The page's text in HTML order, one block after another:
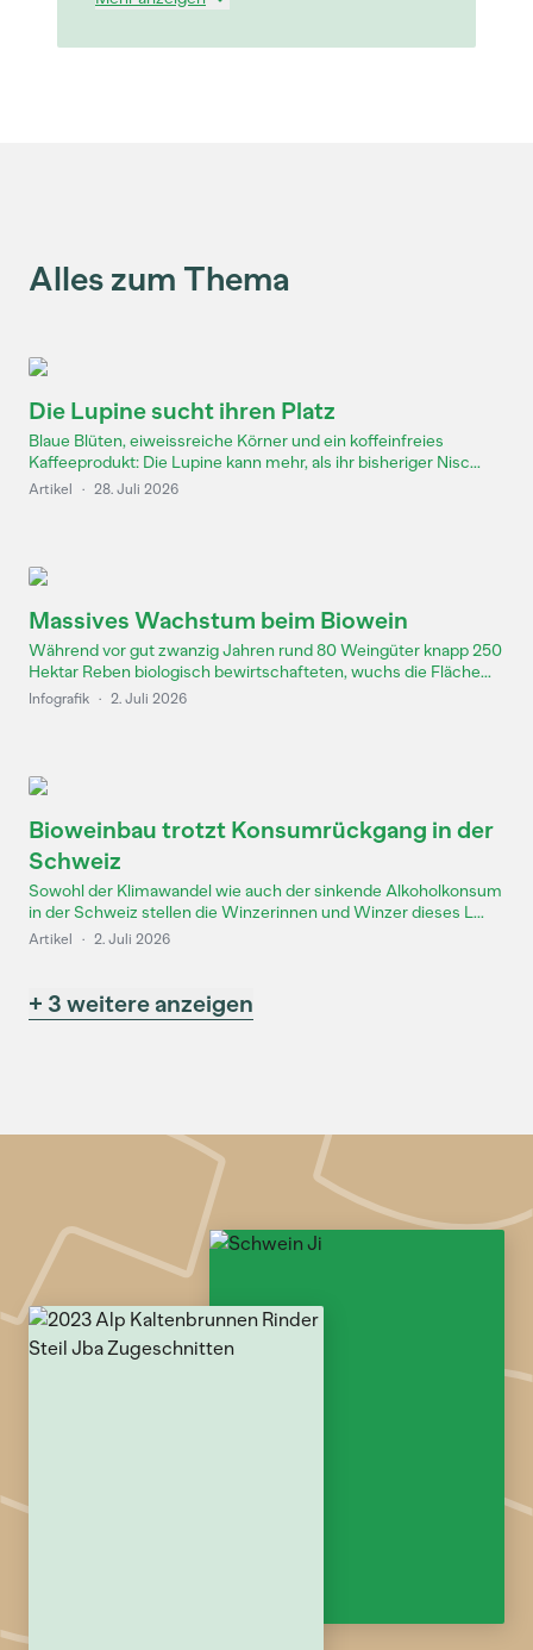
Alles zum Thema
Die Lupine sucht ihren Platz
Blaue Blüten, eiweissreiche Körner und ein koffeinfreies
Kaffeeprodukt: Die Lupine kann mehr, als ihr bisheriger Nisc...
Artikel · 28. Juli 2026
Massives Wachstum beim Biowein
Während vor gut zwanzig Jahren rund 80 Weingüter knapp 250
Hektar Reben biologisch bewirtschafteten, wuchs die Fläche...
Infografik · 2. Juli 2026
Bioweinbau trotzt Konsumrückgang in der
Schweiz
Sowohl der Klimawandel wie auch der sinkende Alkoholkonsum
in der Schweiz stellen die Winzerinnen und Winzer dieses L...
Artikel · 2. Juli 2026
+ 3 weitere anzeigen